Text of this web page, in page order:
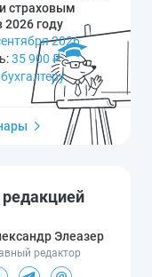
страховым
2026 году
2026
35 900 ₽
бухгалтеру
редакцией
Элеазер
редактор